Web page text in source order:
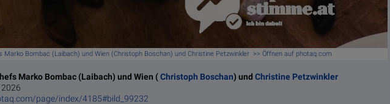
Marko Bombac (Laibach) und Wien (Christoph Boschan) und Christine Petzwinkler >> Öffnen auf photaq.com
Marko Bombac (Laibach) und Wien (Christoph Boschan) undChristine Petzwinkler
2026
page/index/4185#bild_99232